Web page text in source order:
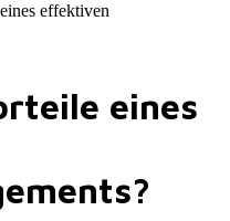
effektiven
eines